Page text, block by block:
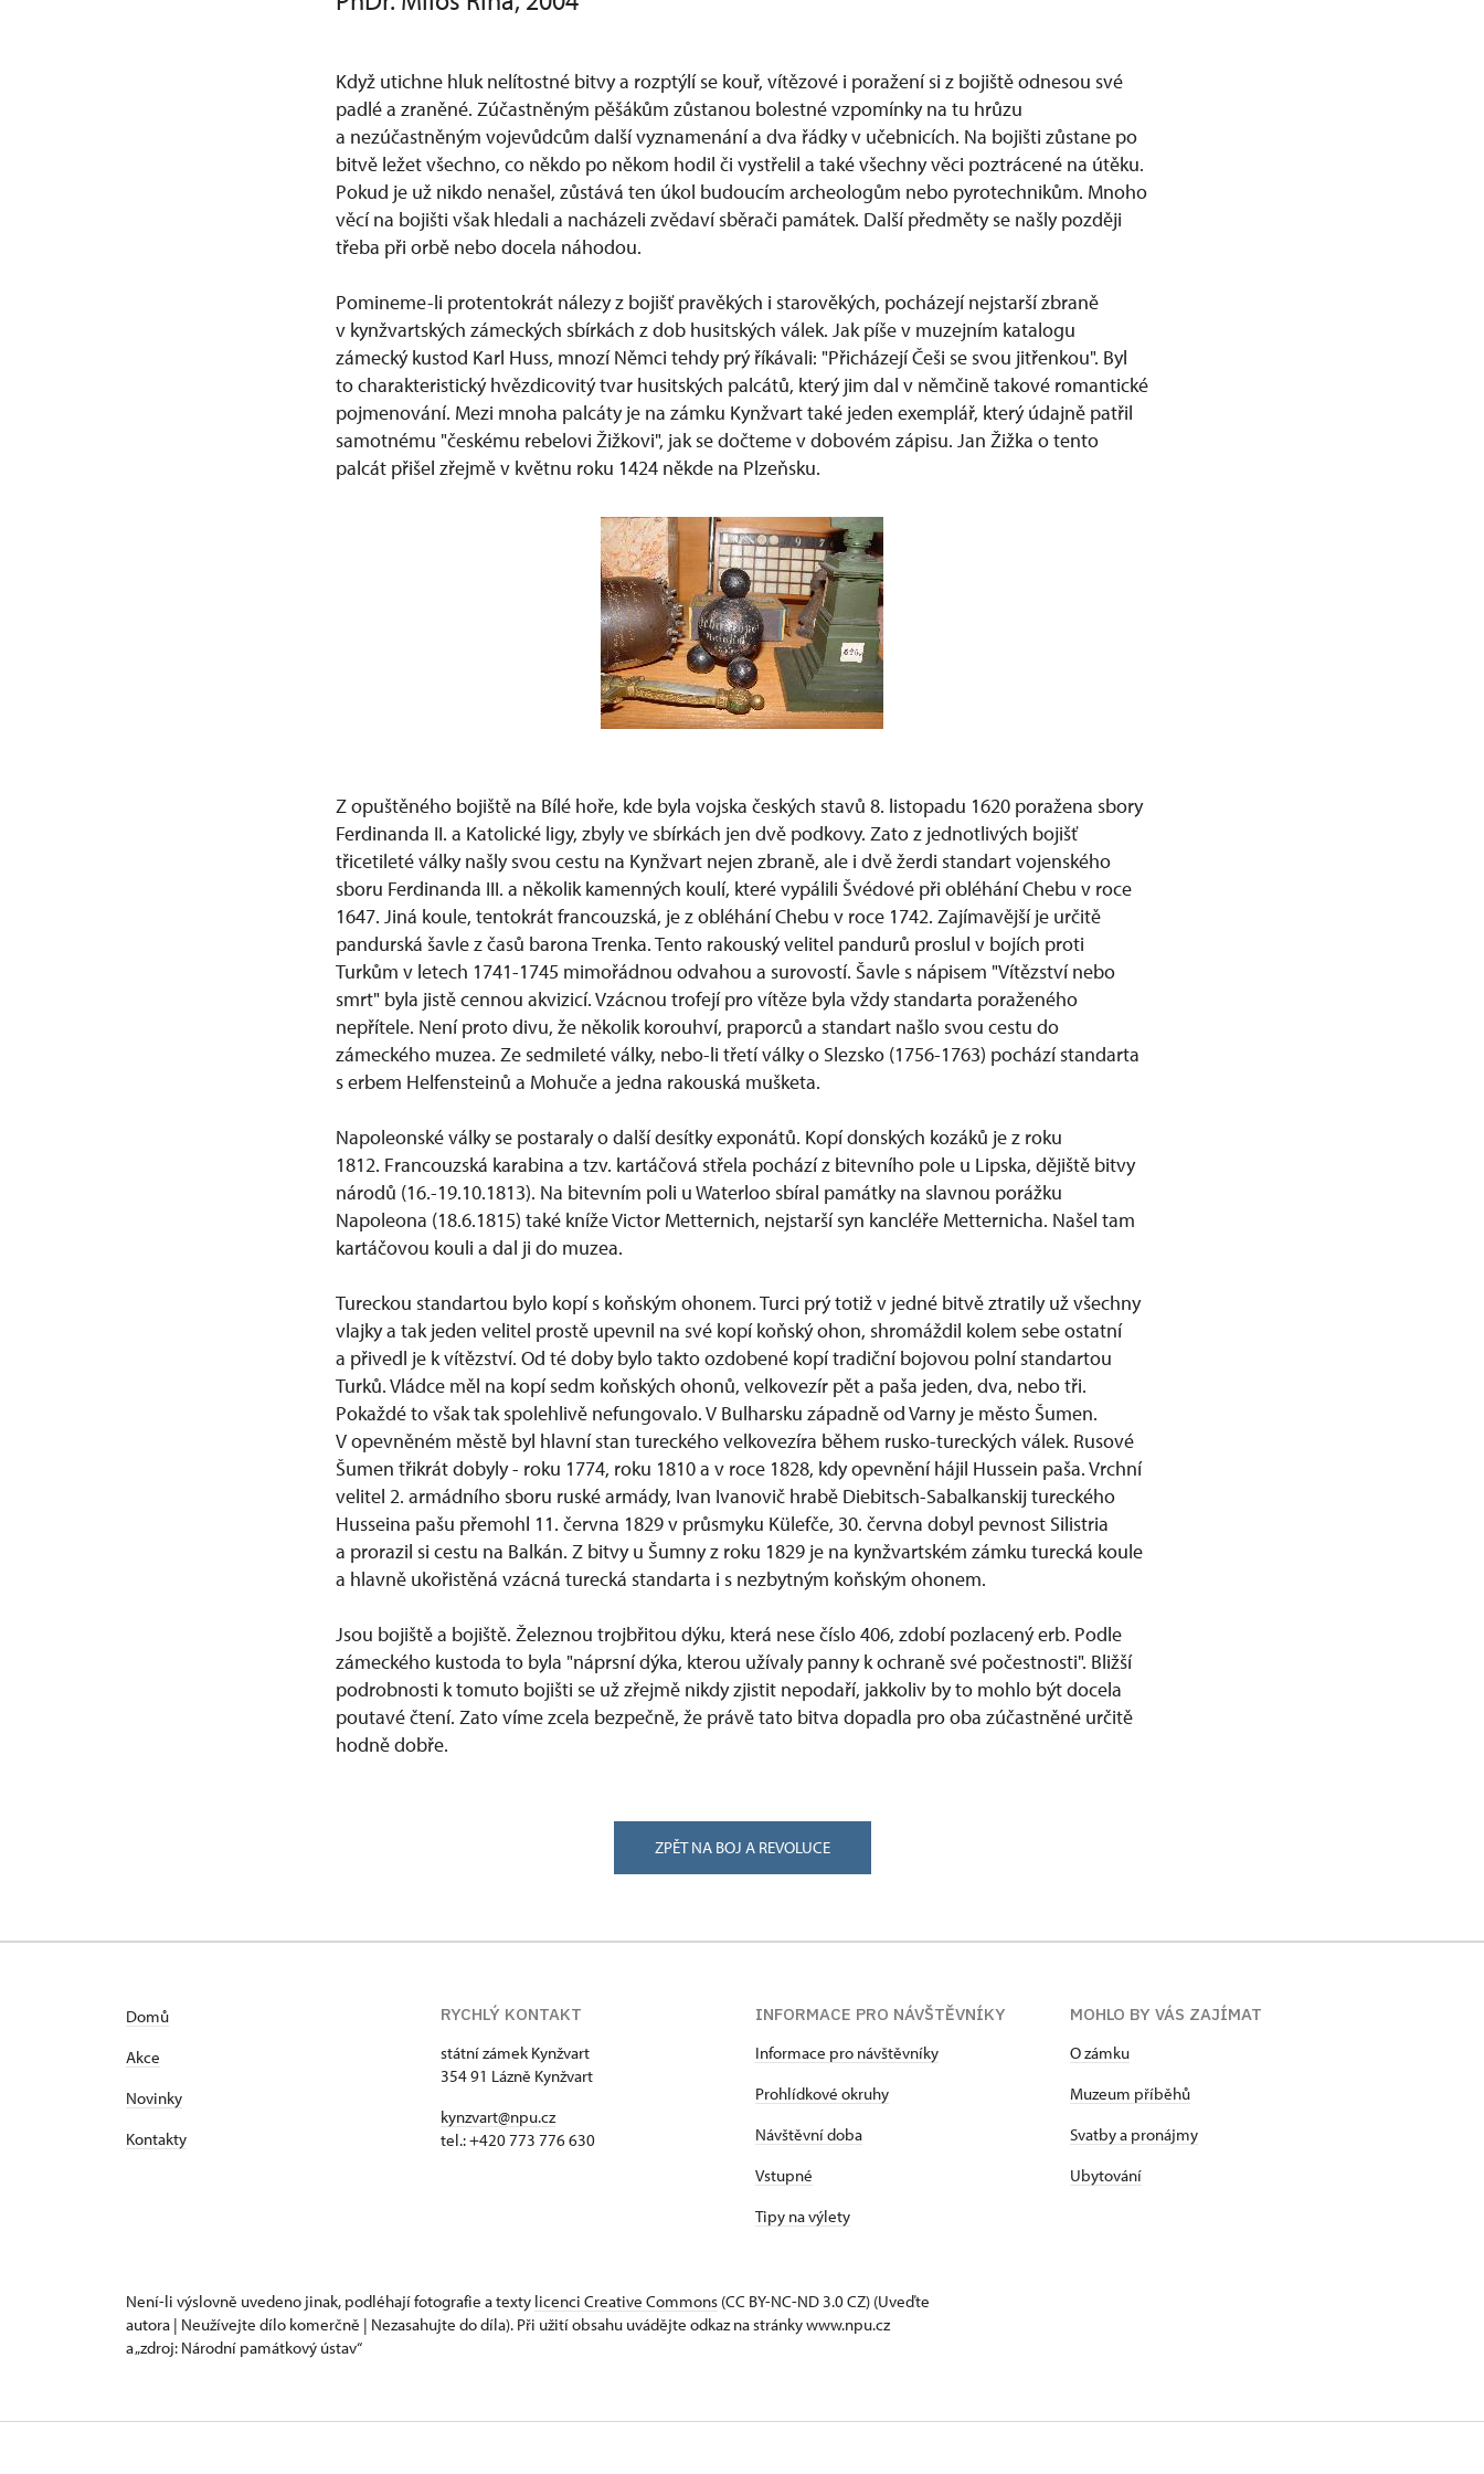
Když utichne hluk nelítostné bitvy a rozptýlí se kouř, vítězové i poražení si z bojiště odnesou své
padlé a zraněné. Zúčastněným pěšákům zůstanou bolestné vzpomínky na tu hrůzu
a nezúčastněným vojevůdcům další vyznamenání a dva řádky v učebnicích. Na bojišti zůstane po
bitvě ležet všechno, co někdo po někom hodil či vystřelil a také všechny věci poztrácené na útěku.
Pokud je už nikdo nenašel, zůstává ten úkol budoucím archeologům nebo pyrotechnikům. Mnoho
věcí na bojišti však hledali a nacházeli zvědaví sběrači památek. Další předměty se našly později
třeba při orbě nebo docela náhodou.
Pomineme-li protentokrát nálezy z bojišť pravěkých i starověkých, pocházejí nejstarší zbraně
v kynžvartských zámeckých sbírkách z dob husitských válek. Jak píše v muzejním katalogu
zámecký kustod Karl Huss, mnozí Němci tehdy prý říkávali: "Přicházejí Češi se svou jitřenkou". Byl
to charakteristický hvězdicovitý tvar husitských palcátů, který jim dal v němčině takové romantické
pojmenování. Mezi mnoha palcáty je na zámku Kynžvart také jeden exemplář, který údajně patřil
samotnému "českému rebelovi Žižkovi", jak se dočteme v dobovém zápisu. Jan Žižka o tento
palcát přišel zřejmě v květnu roku 1424 někde na Plzeňsku.
Z opuštěného bojiště na Bílé hoře, kde byla vojska českých stavů 8. listopadu 1620 poražena sbory
Ferdinanda II. a Katolické ligy, zbyly ve sbírkách jen dvě podkovy. Zato z jednotlivých bojišť
třicetileté války našly svou cestu na Kynžvart nejen zbraně, ale i dvě žerdi standart vojenského
sboru Ferdinanda III. a několik kamenných koulí, které vypálili Švédové při obléhání Chebu v roce
1647. Jiná koule, tentokrát francouzská, je z obléhání Chebu v roce 1742. Zajímavější je určitě
pandurská šavle z časů barona Trenka. Tento rakouský velitel pandurů proslul v bojích proti
Turkům v letech 1741-1745 mimořádnou odvahou a surovostí. Šavle s nápisem "Vítězství nebo
smrt" byla jistě cennou akvizicí. Vzácnou trofejí pro vítěze byla vždy standarta poraženého
nepřítele. Není proto divu, že několik korouhví, praporců a standart našlo svou cestu do
zámeckého muzea. Ze sedmileté války, nebo-li třetí války o Slezsko (1756-1763) pochází standarta
s erbem Helfensteinů a Mohuče a jedna rakouská mušketa.
Napoleonské války se postaraly o další desítky exponátů. Kopí donských kozáků je z roku
1812. Francouzská karabina a tzv. kartáčová střela pochází z bitevního pole u Lipska, dějiště bitvy
národů (16.-19.10.1813). Na bitevním poli u Waterloo sbíral památky na slavnou porážku
Napoleona (18.6.1815) také kníže Victor Metternich, nejstarší syn kancléře Metternicha. Našel tam
kartáčovou kouli a dal ji do muzea.
Tureckou standartou bylo kopí s koňským ohonem. Turci prý totiž v jedné bitvě ztratily už všechny
vlajky a tak jeden velitel prostě upevnil na své kopí koňský ohon, shromáždil kolem sebe ostatní
a přivedl je k vítězství. Od té doby bylo takto ozdobené kopí tradiční bojovou polní standartou
Turků. Vládce měl na kopí sedm koňských ohonů, velkovezír pět a paša jeden, dva, nebo tři.
Pokaždé to však tak spolehlivě nefungovalo. V Bulharsku západně od Varny je město Šumen.
V opevněném městě byl hlavní stan tureckého velkovezíra během rusko-tureckých válek. Rusové
Šumen třikrát dobyly - roku 1774, roku 1810 a v roce 1828, kdy opevnění hájil Hussein paša. Vrchní
velitel 2. armádního sboru ruské armády, Ivan Ivanovič hrabě Diebitsch-Sabalkanskij tureckého
Husseina pašu přemohl 11. června 1829 v průsmyku Külefče, 30. června dobyl pevnost Silistria
a prorazil si cestu na Balkán. Z bitvy u Šumny z roku 1829 je na kynžvartském zámku turecká koule
a hlavně ukořistěná vzácná turecká standarta i s nezbytným koňským ohonem.
Jsou bojiště a bojiště. Železnou trojbřitou dýku, která nese číslo 406, zdobí pozlacený erb. Podle
zámeckého kustoda to byla "náprsní dýka, kterou užívaly panny k ochraně své počestnosti". Bližší
podrobnosti k tomuto bojišti se už zřejmě nikdy zjistit nepodaří, jakkoliv by to mohlo být docela
poutavé čtení. Zato víme zcela bezpečně, že právě tato bitva dopadla pro oba zúčastněné určitě
hodně dobře.
ZPĚT NA BOJ A REVOLUCE
Domů
Akce
Novinky
Kontakty
RYCHLÝ KONTAKT
státní zámek Kynžvart
354 91 Lázně Kynžvart
kynzvart@npu.cz
tel.: +420 773 776 630
INFORMACE PRO NÁVŠTĚVNÍKY
Informace pro návštěvníky
Prohlídkové okruhy
Návštěvní doba
Vstupné
Tipy na výlety
MOHLO BY VÁS ZAJÍMAT
O zámku
Muzeum příběhů
Svatby a pronájmy
Ubytování
Není-li výslovně uvedeno jinak, podléhají fotografie a texty licenci Creative Commons (CC BY-NC-ND 3.0 CZ) (Uveďte
autora | Neužívejte dílo komerčně | Nezasahujte do díla). Při užití obsahu uvádějte odkaz na stránky www.npu.cz
a „zdroj: Národní památkový ústav“